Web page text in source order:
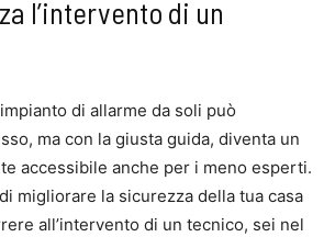
l’intervento di un
di allarme da soli può
ma con la giusta guida, diventa un
accessibile anche per i meno esperti.
migliorare la sicurezza della tua casa
all’intervento di un tecnico, sei nel